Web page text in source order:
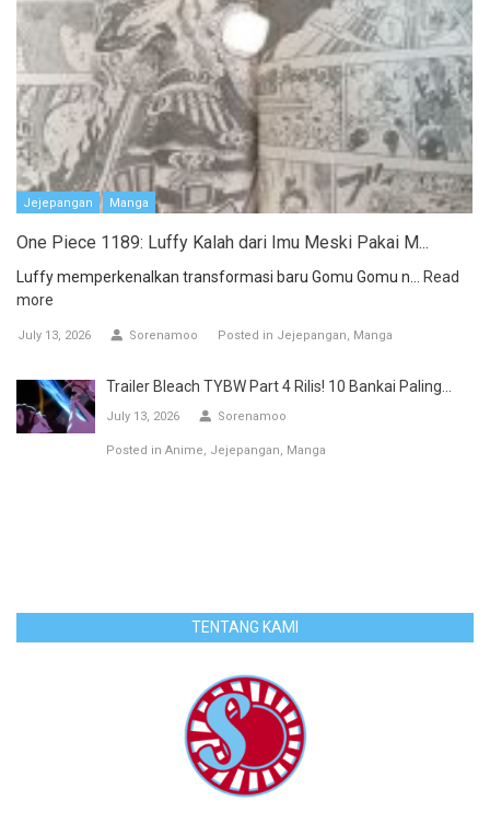
Jejepangan Manga
One Piece 1189: Luffy Kalah dari Imu Meski Pakai M...
Luffy memperkenalkan transformasi baru Gomu Gomu n...
Read
more
July 13, 2026 Sorenamoo Posted in Jejepangan Manga
Trailer Bleach TYBW Part 4 Rilis! 10 Bankai Paling...
July 13, 2026 Sorenamoo
Posted in Anime Jejepangan Manga
TENTANG KAMI